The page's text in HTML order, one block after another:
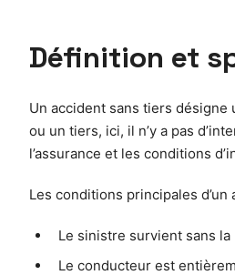
Définition et
Un accident sans tiers
ou un tiers, ici, il n’y a pas
l’assurance et les conditions
Les conditions principales
Le sinistre survient sans la
Le conducteur est